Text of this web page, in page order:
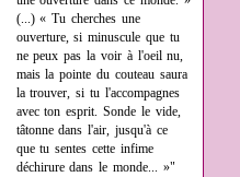
(...) « Tu cherches une
ouverture, si minuscule que tu
ne peux pas la voir à l'oeil nu,
mais la pointe du couteau saura
la trouver, si tu l'accompagnes
avec ton esprit. Sonde le vide,
tâtonne dans l'air, jusqu'à ce
que tu sentes cette infime
déchirure dans le monde... »"